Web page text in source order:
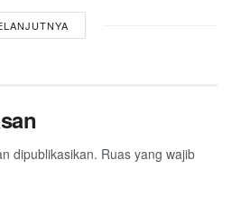
dipublikasikan. Ruas yang wajib